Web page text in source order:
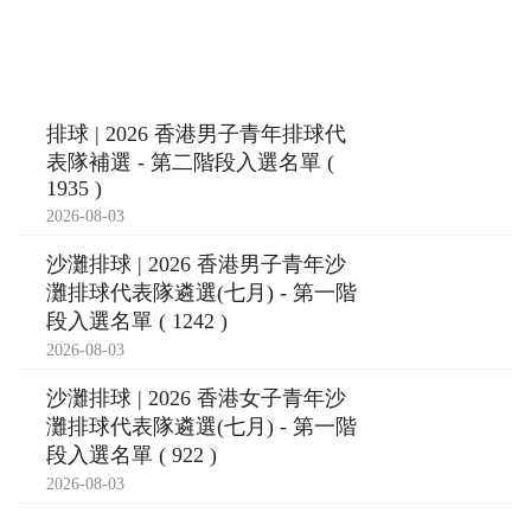
排球 | 2026 香港男子青年排球代
表隊補選 - 第二階段入選名單 (
1935 )
2026-08-03
沙灘排球 | 2026 香港男子青年沙
灘排球代表隊遴選(七月) - 第一階
段入選名單 ( 1242 )
2026-08-03
沙灘排球 | 2026 香港女子青年沙
灘排球代表隊遴選(七月) - 第一階
段入選名單 ( 922 )
2026-08-03